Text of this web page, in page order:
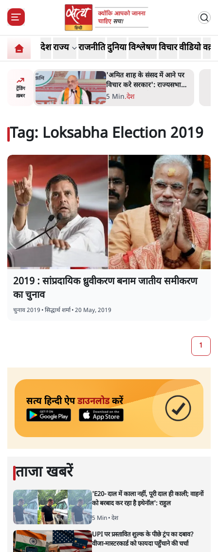
देशराज्य राजनीतिदुनियाविश्लेषणविचारवीडियो
ट्रेंडिंग
ख़बर
'अमित शाह के संसद में आने पर
विचार करे सरकार': राज्यसभा
सभापति ने केंद्र से कहा
5 Min.देश
Tag: Loksabha Election 2019
2019 : सांप्रदायिक ध्रुवीकरण बनाम जातीय समीकरण
का चुनाव
चुनाव 2019 •सिद्धार्थ शर्मा•20 May, 2019
1
सत्य हिन्दी ऐपडाउनलोडकरें
ताजा खबरें
'E20- दाल में काला नहीं, पूरी दाल ही काली; वाहनों
को बरबाद कर रहा है इथेनॉल': राहुल
5 Min• देश
UPI पर प्रस्तावित शुल्क के पीछे ट्रंप का दबाव?
वीजा-मास्टरकार्ड को फायदा पहुँचाने की चर्चा